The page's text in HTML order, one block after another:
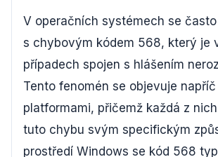
V operačních systémech se
s chybovým kódem 568, který je
případech spojen s hlášením
Tento fenomén se objevuje
platformami, přičemž každá z
tuto chybu svým specifickým
prostředí Windows se kód 568